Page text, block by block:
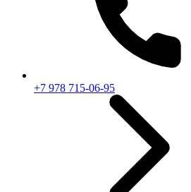
+7 978 715-06-95